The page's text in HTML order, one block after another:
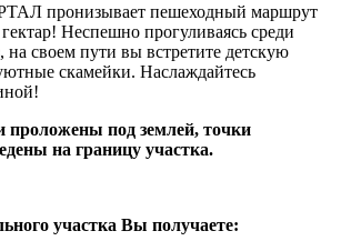
пронизывает пешеходный маршрут
Неспешно прогуливаясь среди
на своем пути вы встретите детскую
скамейки. Наслаждайтесь
проложены под землей, точки
на границу участка.
участка Вы получаете: